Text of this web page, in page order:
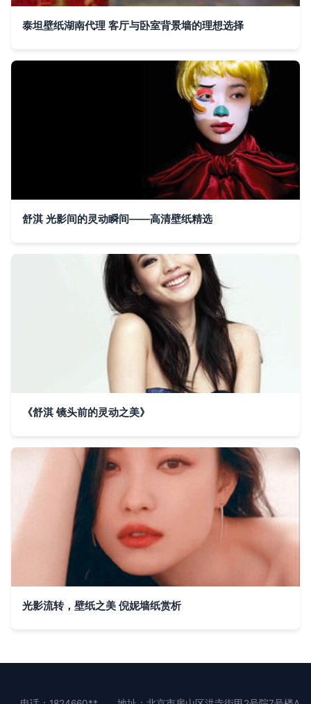
泰坦壁纸湖南代理 客厅与卧室背景墙的理想选择
舒淇 光影间的灵动瞬间——高清壁纸精选
《舒淇 镜头前的灵动之美》
光影流转，壁纸之美 倪妮墙纸赏析